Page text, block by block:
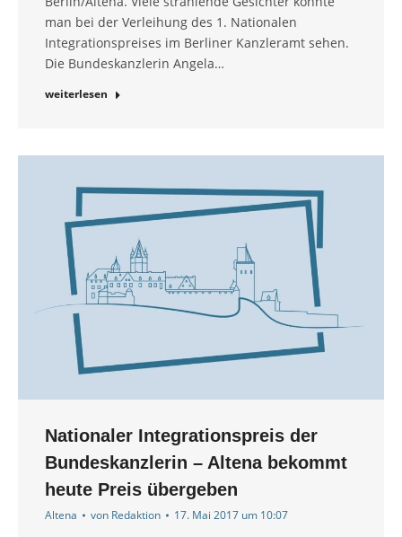
man bei der Verleihung des 1. Nationalen
Integrationspreises im Berliner Kanzleramt sehen.
Die Bundeskanzlerin Angela…
weiterlesen
Nationaler Integrationspreis der
Bundeskanzlerin – Altena bekommt
heute Preis übergeben
Altena von Redaktion 17. Mai 2017 um 10:07